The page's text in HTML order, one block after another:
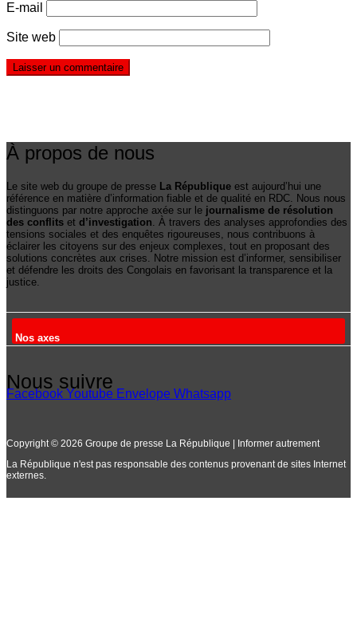
E-mail
Site web
À propos de nous
Le site web du groupe de presse La République est aujourd’hui une
référence en matière d’information fiable et de qualité en RDC. Nous nous
distinguons par notre approche axée sur le journalisme de résolution
des conflits et d’investigation. À travers des analyses approfondies des
tensions sociales et des enquêtes rigoureuses, nous contribuons à
éclairer les citoyens sur des enjeux complexes, tout en proposant des
solutions concrètes aux crises. Notre mission est d’informer, sensibiliser
et défendre les droits des Congolais en favorisant la transparence et la
justice.
Nos axes
Nous suivre
Facebook Youtube Envelope Whatsapp
Copyright © 2026 Groupe de presse La République | Informer autrement
La République n'est pas responsable des contenus provenant de sites Internet
externes.